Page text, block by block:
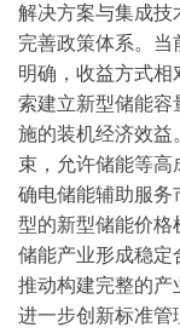
解决方案与集成技
完善政策体系。当
明确，收益方式相
索建立新型储能容
施的装机经济效益
束，允许储能等高
确电储能辅助服务
型的新型储能价格
储能产业形成稳定
推动构建完整的产
进一步创新标准管